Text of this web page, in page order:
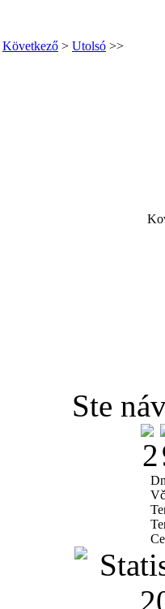
Következő > Utolsó >>
Ste